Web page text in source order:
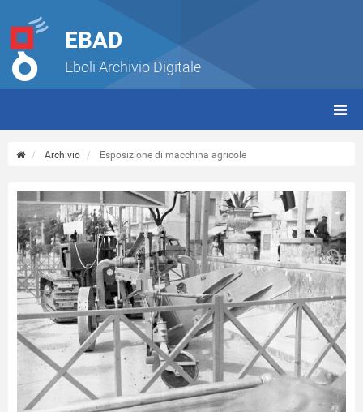
EBAD
Eboli Archivio Digitale
Archivio Esposizione di macchina agricole